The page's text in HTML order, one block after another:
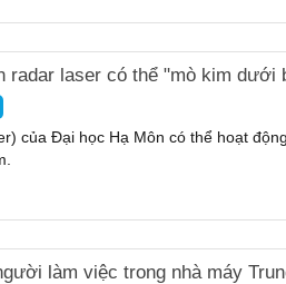
radar laser có thể "mò kim dưới
của Đại học Hạ Môn có thể hoạt
làm việc trong nhà máy